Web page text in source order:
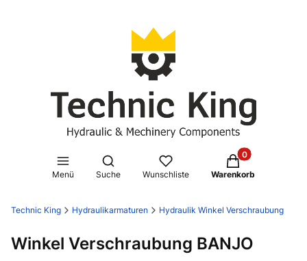
Menü
Suchmaschine öffnen
Suche Wunschliste
Produkte im
Warenkorb
Technic King Hydraulikarmaturen Hydraulik Winkel Verschraubung
Winkel Verschraubung BANJO